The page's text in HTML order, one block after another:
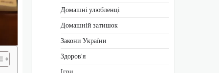
Домашні улюбленці
Домашній затишок
Закони України
Здоров'я